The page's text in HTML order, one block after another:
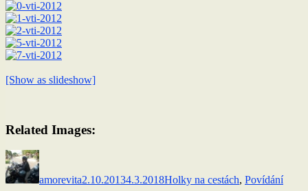
[Show as slideshow]
Related Images:
Autor:
amorevita2.10.20134.3.2018Holky na cestách, Povídání